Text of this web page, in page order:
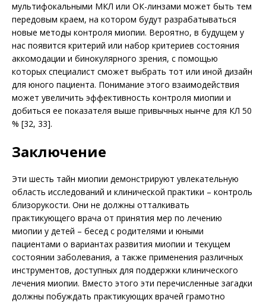
мультифокальными МКЛ или ОК-линзами может быть тем
передовым краем, на котором будут разрабатываться
новые методы контроля миопии. Вероятно, в будущем у
нас появится критерий или набор критериев состояния
аккомодации и бинокулярного зрения, с помощью
которых специалист сможет выбрать тот или иной дизайн
для юного пациента. Понимание этого взаимодействия
может увеличить эффективность контроля миопии и
добиться ее показателя выше привычных нынче для КЛ 50
% [32, 33].
Заключение
Эти шесть тайн миопии демонстрируют увлекательную
область исследований и клинической практики – контроль
близорукости. Они не должны отталкивать
практикующего врача от принятия мер по лечению
миопии у детей – бесед с родителями и юными
пациентами о вариантах развития миопии и текущем
состоянии заболевания, а также применения различных
инструментов, доступных для поддержки клинического
лечения миопии. Вместо этого эти перечисленные загадки
должны побуждать практикующих врачей грамотно